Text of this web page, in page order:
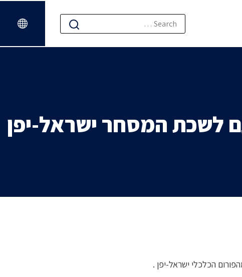
לשכת המסחר ישראל-יפן
הכלכלי ישראל-יפן .